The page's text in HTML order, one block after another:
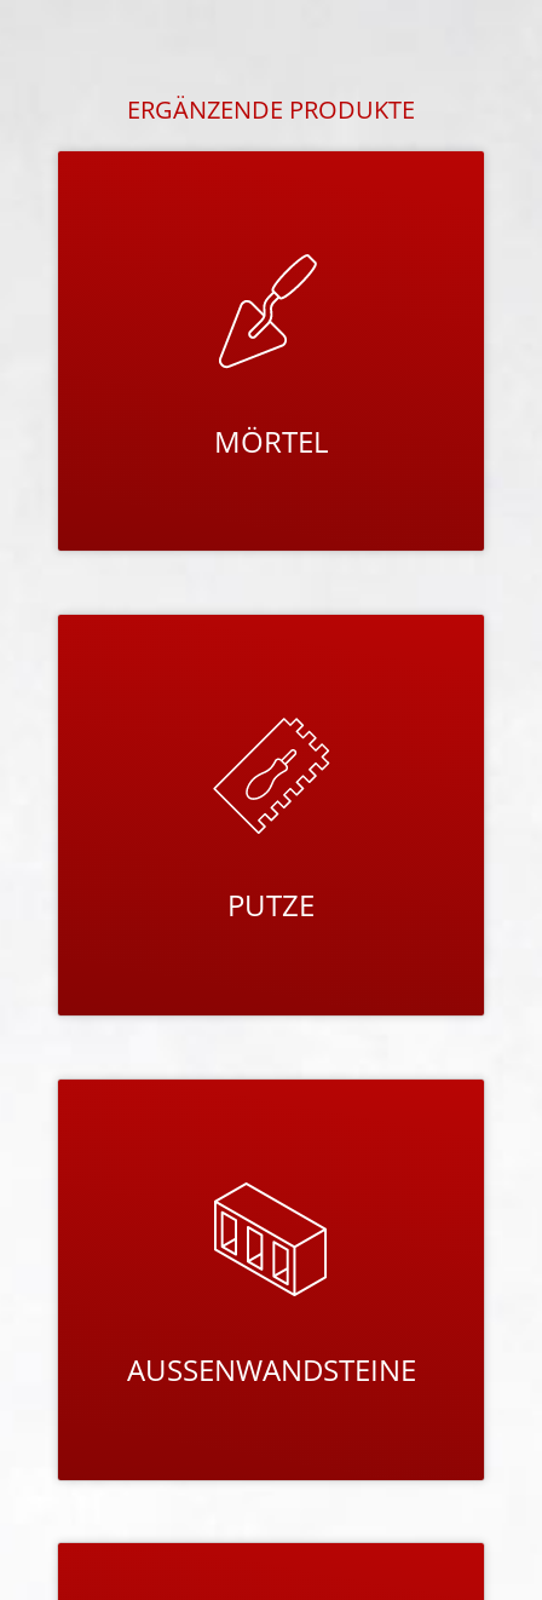
ERGÄNZENDE PRODUKTE
Mit individuell und fein abgestimmten
Mörtelprodukten zeigt Bisotherm seine ganze
Performance der ökologischen und
hochwärmedämmenden Mauersteinprodukte.
Das ökologische Kalk-Putz-System BISOGREEN
und weitere BISOGREEN
-Putze optimieren die
einzigartigen Vorzüge von BISOGREEN
Bisotherm-Mauerwerk auf höchstem Niveau.
Die Bisotherm-Außenwand-Mauersteine stehen
für hohe Qualität und damit für eine nachhaltige
Wertentwicklung von Häusern aus Bisotherm-